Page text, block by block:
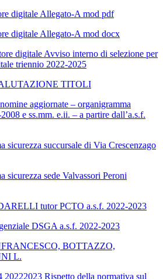
digitale Allegato-A mod pdf
digitale Allegato-A mod docx
digitale Avviso interno di selezione per
triennio 2022-2025
TITOLI
aggiornate – organigramma
e ss.mm. e.ii. – a partire dall’a.s.f.
succursale di Via Crescenzago
sede Valvassori Peroni
tutor PCTO a.s.f. 2022-2023
DSGA a.s.f. 2022-2023
BOTTAZZO,
L.
Rispetto della normativa sul